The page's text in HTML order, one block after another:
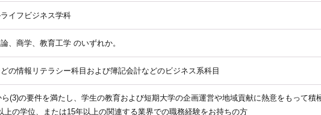
イフビジネス学科
、商学、教育工学 のいずれか。
の情報リテラシー科目および簿記会計などのビジネス系科目
ら(3)の要件を満たし、学生の教育および短期大学の企画運営や地域貢献に熱意をもって積
上の学位、または15年以上の関連する業界での職務経験をお持ちの方